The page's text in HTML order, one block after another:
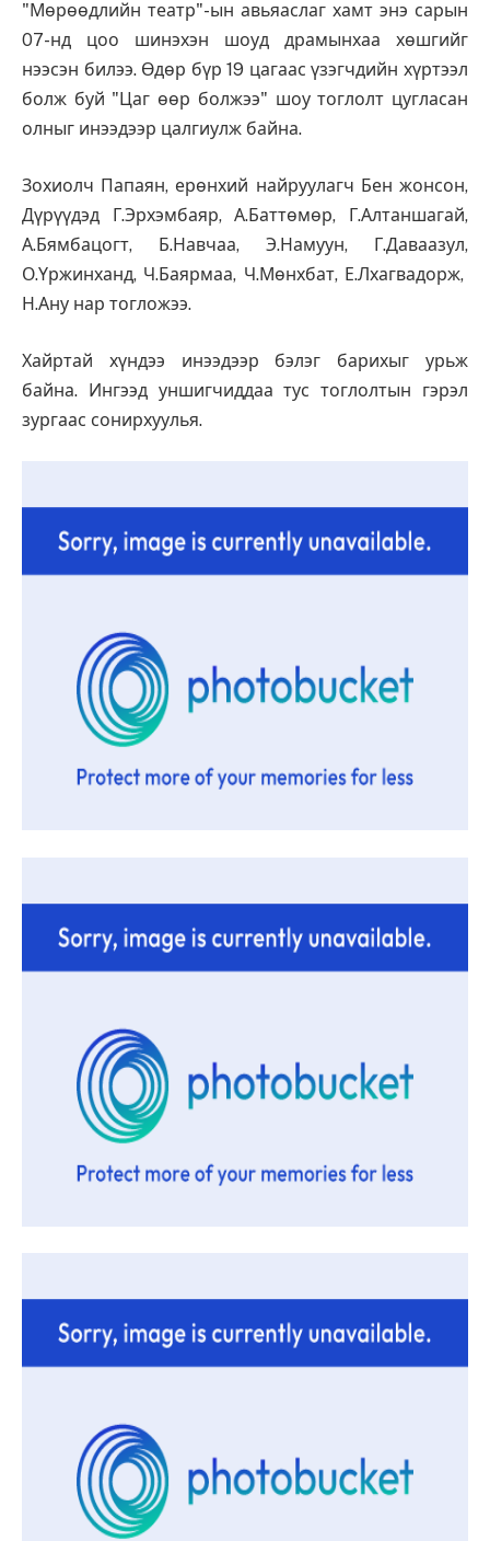
"Мөрөөдлийн театр"-ын авьяаслаг хамт энэ сарын
07-нд цоо шинэхэн шоуд драмынхаа хөшгийг
нээсэн билээ. Өдөр бүр 19 цагаас үзэгчдийн хүртээл
болж буй "Цаг өөр болжээ" шоу тоглолт цугласан
олныг инээдээр цалгиулж байна.
Зохиолч Папаян, ерөнхий найруулагч Бен жонсон,
Дүрүүдэд Г.Эрхэмбаяр, А.Баттөмөр, Г.Алтаншагай,
А.Бямбацогт, Б.Навчаа, Э.Намуун, Г.Даваазул,
О.Үржинханд, Ч.Баярмаа, Ч.Мөнхбат, Е.Лхагвадорж,
Н.Ану нар тогложээ.
Хайртай хүндээ инээдээр бэлэг барихыг урьж
байна. Ингээд уншигчиддаа тус тоглолтын гэрэл
зургаас сонирхуулья.